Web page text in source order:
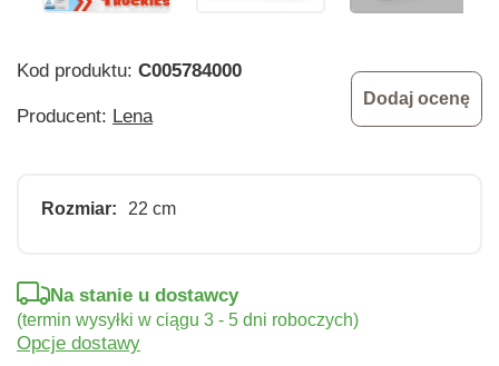
Kod produktu: C005784000
Producent: Lena
Dodaj ocenę
Rozmiar: 22 cm
Na stanie u dostawcy
(termin wysyłki w ciągu 3 - 5 dni roboczych)
Opcje dostawy